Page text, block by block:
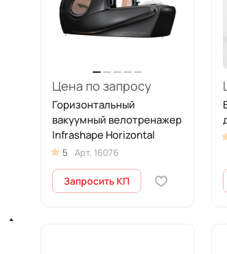
Цена по запросу
Горизонтальный
вакуумный велотренажер
Infrashape Horizontal
5 Арт. 16076
Запросить КП